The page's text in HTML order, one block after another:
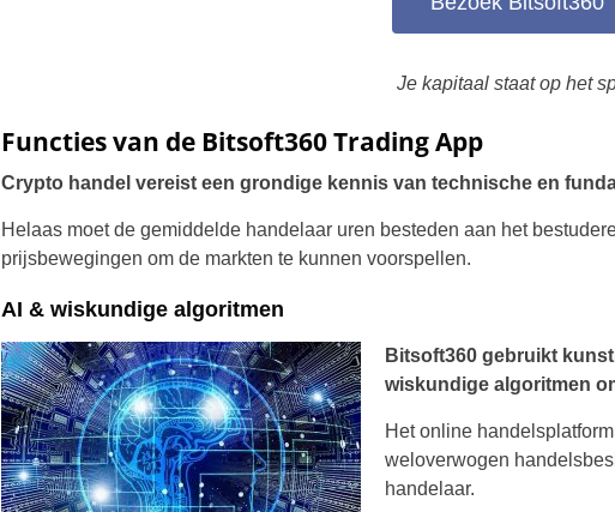
Je kapitaal staat op het
Functies van de Bitsoft360 Trading App
Crypto handel vereist een grondige kennis van technische en
Helaas moet de gemiddelde handelaar uren besteden aan het
prijsbewegingen om de markten te kunnen voorspellen.
AI & wiskundige algoritmen
Bitsoft360 gebruikt
wiskundige algoritmen
Het online
weloverwogen
handelaar.